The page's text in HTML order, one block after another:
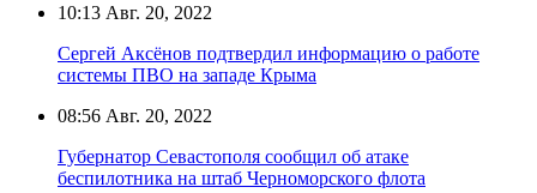
10:13 Авг. 20, 2022
Сергей Аксёнов подтвердил информацию о работе
системы ПВО на западе Крыма
08:56 Авг. 20, 2022
Губернатор Севастополя сообщил об атаке
беспилотника на штаб Черноморского флота